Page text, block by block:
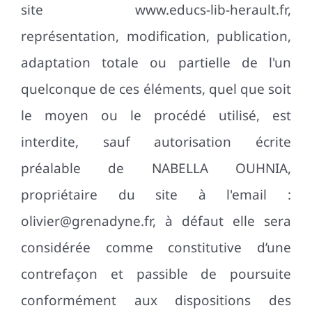
site www.educs-lib-herault.fr,
représentation, modification, publication,
adaptation totale ou partielle de l'un
quelconque de ces éléments, quel que soit
le moyen ou le procédé utilisé, est
interdite, sauf autorisation écrite
préalable de NABELLA OUHNIA,
propriétaire du site à l'email :
olivier@grenadyne.fr, à défaut elle sera
considérée comme constitutive d’une
contrefaçon et passible de poursuite
conformément aux dispositions des